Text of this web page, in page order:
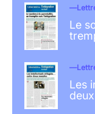
Le
Les